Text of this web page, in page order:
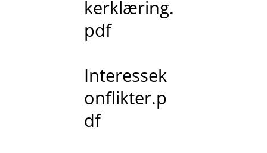
kerklæring.
pdf
Interessek
onflikter.p
df